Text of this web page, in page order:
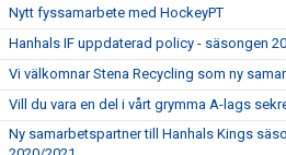
Nytt fyssamarbete med HockeyPT
Hanhals IF uppdaterad policy - säsongen
Vi välkomnar Stena Recycling som ny
Vill du vara en del i vårt grymma A-lags
Ny samarbetspartner till Hanhals Kings